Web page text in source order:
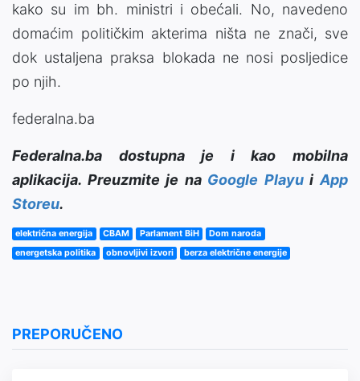
kako su im bh. ministri i obećali. No, navedeno
domaćim političkim akterima ništa ne znači, sve
dok ustaljena praksa blokada ne nosi posljedice
po njih.
federalna.ba
Federalna.ba dostupna je i kao mobilna
aplikacija. Preuzmite je na Google PlayuiApp
Storeu.
električna energija CBAM Parlament BiH
Dom naroda
energetska politika
obnovljivi izvori berza električne energije
PREPORUČENO